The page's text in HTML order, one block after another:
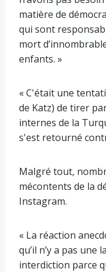
matière de
qui sont
mort
enfants. »
« C'était une
de Katz) de tirer
internes de la
s'est retourné
Malgré tout,
mécontents de la
Instagram.
« La réaction
qu’il n’y a pas une
interdiction parce